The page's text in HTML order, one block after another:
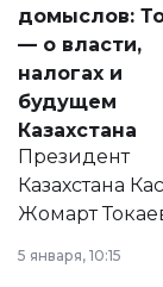
домыслов:
— о власти,
налогах и
будущем
Казахстана
Президент
Казахстана
Жомарт
сразу
5 января, 10:15